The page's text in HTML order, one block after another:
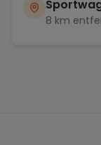
8 km